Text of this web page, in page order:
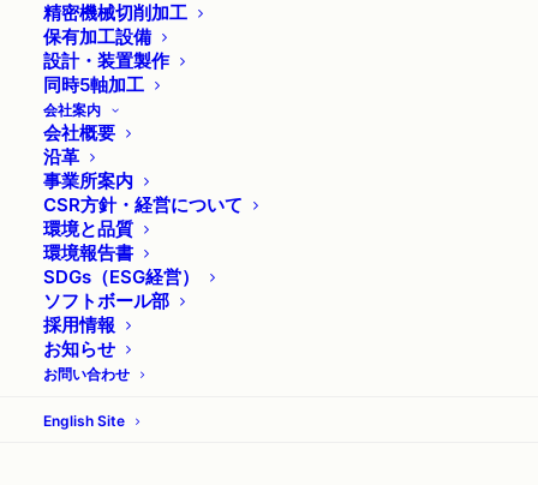
精密機械切削加工
保有加工設備
設計・装置製作
同時5軸加工
会社案内
会社概要
沿革
事業所案内
CSR方針・経営について
環境と品質
環境報告書
SDGs（ESG経営）
ソフトボール部
採用情報
お知らせ
お問い合わせ
English Site
採用情報を更新しました
採用
2026年6月16日
いつもホームページを御覧いただきありがとうございま
す。 弊社採用ページの情報を更新しました。 弊社では